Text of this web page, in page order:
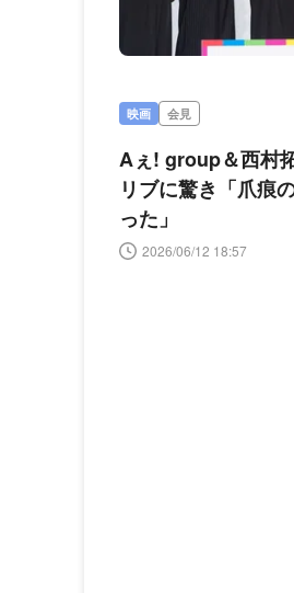
映画 会見
Aぇ! group＆西村
リブに驚き「爪痕
った」
2026/06/12 18:57